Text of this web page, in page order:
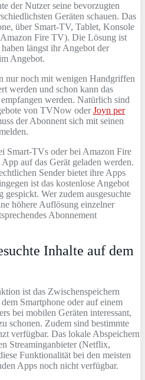
der Nutzer seine bevorzugten
Geräten schauen. Das
über Smart-TV, Tablet, Konsole
Fire TV). Die Lösung ist
längst ihr Angebot der
Angebot.
nur noch mit wenigen Handgriffen
werden und schon kann das
werden. Natürlich sind
von TVNow oderJoyn per
der Abonnent sich mit seinen
Smart-TVs oder bei Amazon Fire
auf das Gerät geladen werden.
Sender bietet ihre Apps
ist das kostenlose Angebot
Wer zudem ausgesuchte
höhere Auflösung einzelner
Abonnement
Inhalte auf dem
ist das Zwischenspeichern
Smartphone oder auf einem
bei mobilen Geräten interessant,
schonen. Zudem sind bestimmte
verfügbar. Das lokale Abspeichern
Streaminganbieter (Netflix,
Funktionalität bei den meisten
Apps noch nicht verfügbar.